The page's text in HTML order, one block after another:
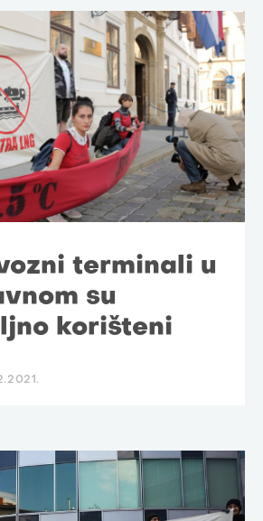
terminali u
su
korišteni